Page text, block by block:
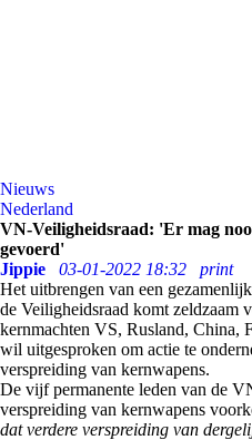
Nieuws
Nederland
VN-Veiligheidsraad: 'Er mag
gevoerd'
Jippie
03-01-2022 18:32
print
Het uitbrengen van een
de Veiligheidsraad komt zeldzaam
kernmachten VS, Rusland, China,
wil uitgesproken om actie te
verspreiding van kernwapens.
De vijf permanente leden van de
verspreiding van kernwapens
dat verdere verspreiding van